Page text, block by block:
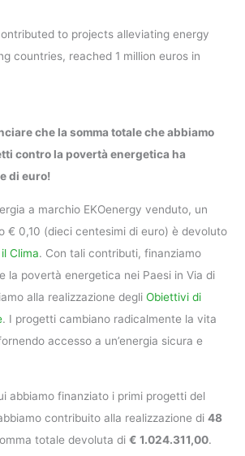
che la somma totale che abbiamo
contro la povertà energetica ha
di euro!
a marchio EKOenergy venduto, un
€ 0,10 (dieci centesimi di euro) è devoluto
Clima. Con tali contributi, finanziamo
la povertà energetica nei Paesi in Via di
alla realizzazione degli Obiettivi di
. I progetti cambiano radicalmente la vita
accesso a un’energia sicura e
abbiamo finanziato i primi progetti del
contribuito alla realizzazione di 48
totale devoluta di € 1.024.311,00.